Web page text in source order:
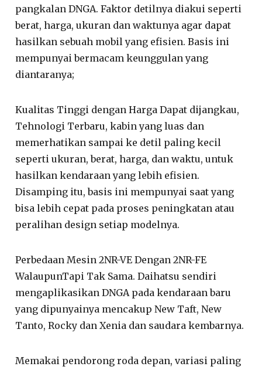
pangkalan DNGA. Faktor detilnya diakui seperti
berat, harga, ukuran dan waktunya agar dapat
hasilkan sebuah mobil yang efisien. Basis ini
mempunyai bermacam keunggulan yang
diantaranya;
Kualitas Tinggi dengan Harga Dapat dijangkau,
Tehnologi Terbaru, kabin yang luas dan
memerhatikan sampai ke detil paling kecil
seperti ukuran, berat, harga, dan waktu, untuk
hasilkan kendaraan yang lebih efisien.
Disamping itu, basis ini mempunyai saat yang
bisa lebih cepat pada proses peningkatan atau
peralihan design setiap modelnya.
Perbedaan Mesin 2NR-VE Dengan 2NR-FE
WalaupunTapi Tak Sama. Daihatsu sendiri
mengaplikasikan DNGA pada kendaraan baru
yang dipunyainya mencakup New Taft, New
Tanto, Rocky dan Xenia dan saudara kembarnya.
Memakai pendorong roda depan, variasi paling